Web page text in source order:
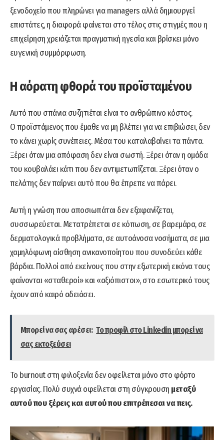
ξενοδοχείο που πληρώνει για managers αλλά δημιουργεί
επιστάτες, η διαφορά φαίνεται στο τέλος στις στιγμές που η
επιχείρηση χρειάζεται πραγματική ηγεσία και βρίσκει μόνο
ευγενική συμμόρφωση.
Η αόρατη φθορά του προϊσταμένου
Αυτό που σπάνια συζητιέται είναι το ανθρώπινο κόστος.
Ο προϊστάμενος που έμαθε να μη βλέπει για να επιβιώσει, δεν
το κάνει χωρίς συνέπειες. Μέσα του καταλαβαίνει τα πάντα.
Ξέρει όταν μια απόφαση δεν είναι σωστή. Ξέρει όταν η ομάδα
του κουβαλάει κάτι που δεν αντιμετωπίζεται. Ξέρει όταν ο
πελάτης δεν παίρνει αυτό που θα έπρεπε να πάρει.
Αυτή η γνώση που αποσιωπάται δεν εξαφανίζεται,
συσσωρεύεται. Μετατρέπεται σε κόπωση, σε βαρεμάρα, σε
δερματολογικά προβλήματα, σε αυτοάνοσα νοσήματα, σε μια
χαμηλόφωνη αίσθηση ανικανοποίητου που συνοδεύει κάθε
βάρδια. Πολλοί από εκείνους που στην εξωτερική εικόνα τους
φαίνονται «σταθεροί» και «αξιόπιστοι», στο εσωτερικό τους
έχουν από καιρό αδειάσει.
Μπορεί να σας αρέσει: Το προφίλ στο Linkedin μπορεί να
σας εκτοξεύσει
Το burnout στη φιλοξενία δεν οφείλεται μόνο στο φόρτο
εργασίας. Πολύ συχνά οφείλεται στη σύγκρουση μεταξύ
αυτού που ξέρεις και αυτού που επιτρέπεσαι να πεις.